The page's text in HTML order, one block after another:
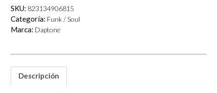
SKU: 823134906815
Categoría: Funk / Soul
Marca: Daptone
Descripción